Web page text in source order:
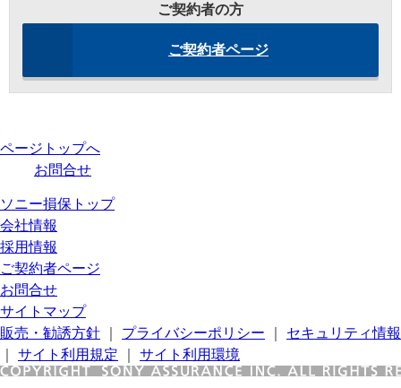
ご契約者の方
ご契約者ページ
ページトップへ
お問合せ
ソニー損保トップ
会社情報
採用情報
ご契約者ページ
お問合せ
サイトマップ
販売・勧誘方針
プライバシーポリシー
セキュリティ情報
サイト利用規定 サイト利用環境